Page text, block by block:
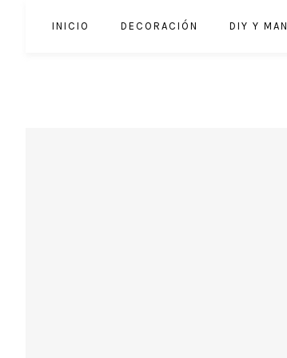
INICIO DECORACIÓN DIY Y